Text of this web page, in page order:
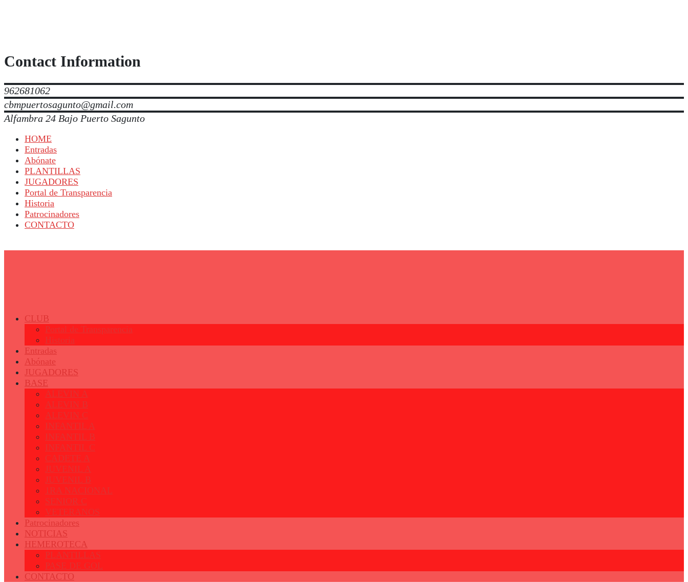
Contact Information
962681062
cbmpuertosagunto@gmail.com
Alfambra 24 Bajo Puerto Sagunto
HOME
Entradas
Abónate
PLANTILLAS
JUGADORES
Portal de Transparencia
Historia
Patrocinadores
CONTACTO
CLUB
Portal de Transparencia
Historia
Entradas
Abónate
JUGADORES
BASE
ALEVIN A
ALEVIN B
ALEVIN C
INFANTIL A
INFANTIL B
INFANTIL C
CADETE A
JUVENIL A
JUVENIL B
1RA NACIONAL
SENIOR C
VETERANOS
Patrocinadores
NOTICIAS
HEMEROTECA
PLANTILLAS
PASE DE GOL
CONTACTO